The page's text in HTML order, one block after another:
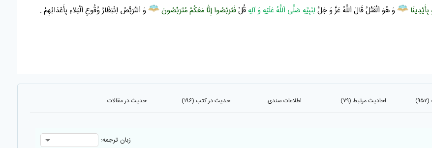
بِأَيْدِينٰا وَ هُوَ اَلْقَتْلُ قَالَ اَللَّهُ عَزَّ وَ جَلَّ لِنَبِيِّهِ صَلَّى اَللَّهُ عَلَيْهِ وَ آلِهِقُلْفَتَرَبَّصُوا إِنّٰا مَعَكُمْ مُتَرَبِّصُونَ وَ اَلتَّرَبُّصُ اِنْتِظَارُ وُقُوعِ اَلْبَلاَءِ بِأَعْدَائِهِمْ .
احادیث مرتبط (۷۹) اطلاعات سندی حدیث در کتب (۱۹۶) حدیث در مقالات
زبان ترجمه: